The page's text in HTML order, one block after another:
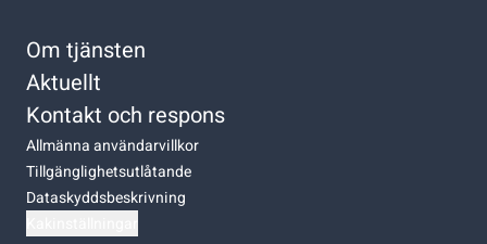
Om tjänsten
Aktuellt
Kontakt och respons
Allmänna användarvillkor
Tillgänglighetsutlåtande
Dataskyddsbeskrivning